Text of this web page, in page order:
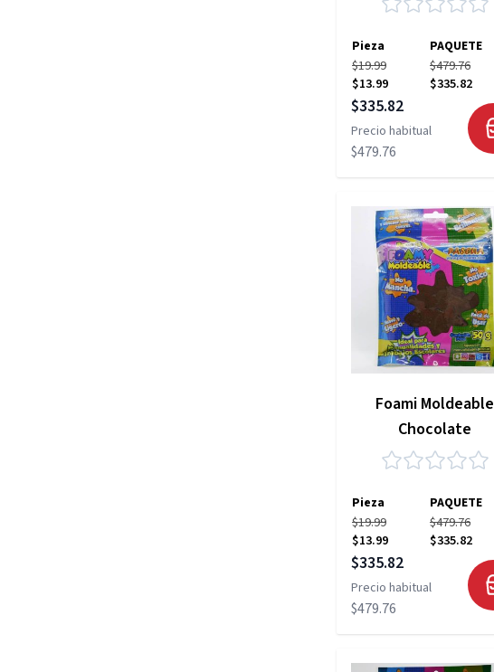
Pieza
PAQUETE
$19.99
$13.99
$479.76
$335.82
Precio especial
$335.82
Precio habitual
$479.76
Foami Moldeable
Chocolate
Pieza
PAQUETE
$19.99
$13.99
$479.76
$335.82
Precio especial
$335.82
Precio habitual
$479.76